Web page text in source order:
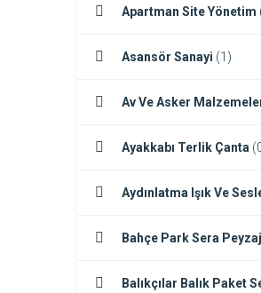
Apartman Site Yönetim
Asansör Sanayi (1)
Av Ve Asker
Ayakkabı Terlik Çanta
Aydınlatma Işık Ve
Bahçe Park Sera Peyzaj
Balıkçılar Balık Paket